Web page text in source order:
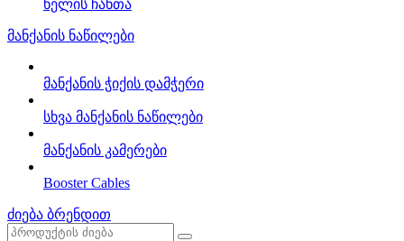
წელის ჩანთა
მანქანის ნაწილები
მანქანის ჭიქის დამჭერი
სხვა მანქანის ნაწილები
მანქანის კამერები
Booster Cables
ძიება ბრენდით